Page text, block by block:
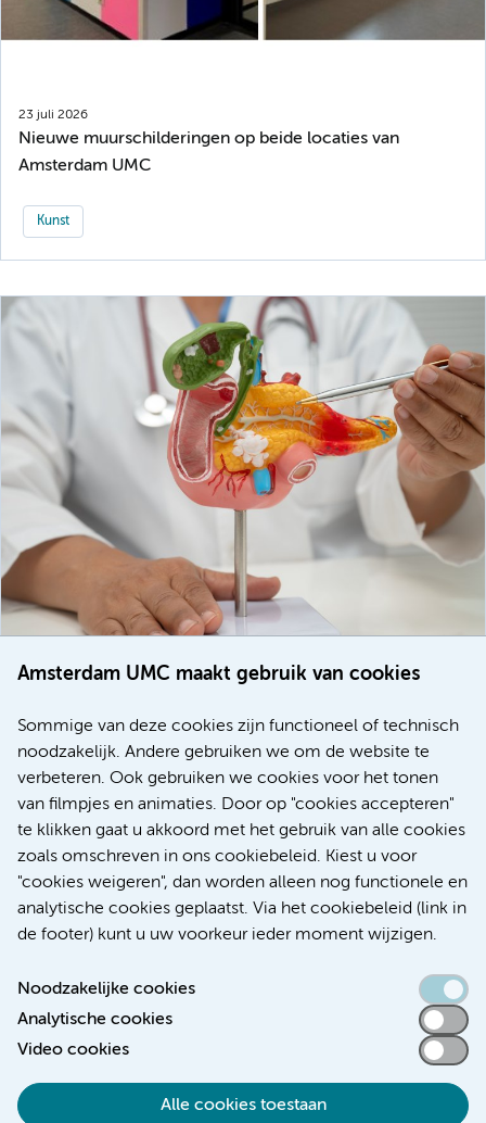
Amsterdam UMC maakt gebruik van cookies
Sommige van deze cookies zijn functioneel of technisch
noodzakelijk. Andere gebruiken we om de website te
verbeteren. Ook gebruiken we cookies voor het tonen
van filmpjes en animaties. Door op "cookies accepteren"
te klikken gaat u akkoord met het gebruik van alle cookies
zoals omschreven in ons cookiebeleid. Kiest u voor
"cookies weigeren", dan worden alleen nog functionele en
analytische cookies geplaatst. Via het cookiebeleid (link in
de footer) kunt u uw voorkeur ieder moment wijzigen.
Noodzakelijke cookies
Analytische cookies
Video cookies
Alle cookies toestaan
23 juli 2026
Nieuwe muurschilderingen op beide locaties van
Amsterdam UMC
Kunst
voor patiënten met alvleesklierkanker verbeteren
Meer
Toegankelijkheidsverklaring
Algemene privacyverklaring